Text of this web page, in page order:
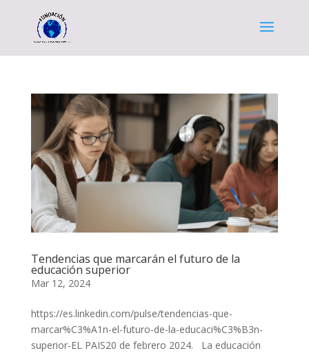
Tendencias que marcarán el futuro de la
educación superior
Mar 12, 2024
https://es.linkedin.com/pulse/tendencias-que-
marcar%C3%A1n-el-futuro-de-la-educaci%C3%B3n-
superior-EL PAIS20 de febrero 2024. La educación